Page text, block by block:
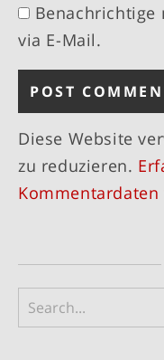
Benachrichtige
via E-Mail.
Diese Website
zu reduzieren.